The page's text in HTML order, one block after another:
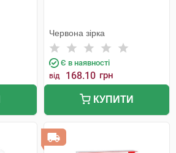
Червона зірка
Є в наявності
від 168.10 грн
КУПИТИ